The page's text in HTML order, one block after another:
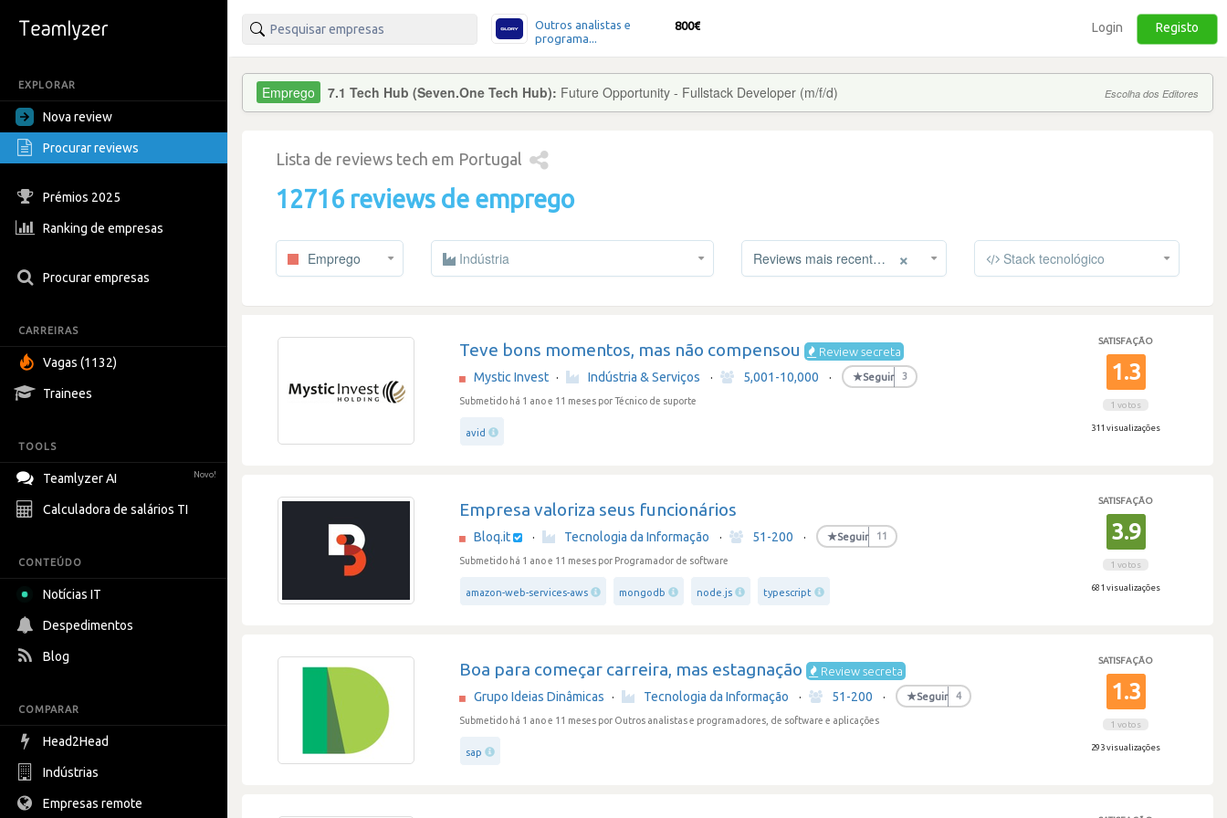
EXPLORAR
Nova review
Procurar reviews
Prémios 2025
Ranking de empresas
Procurar empresas
CARREIRAS
Vagas (1132)
Trainees
TOOLS
Teamlyzer AI Novo!
Calculadora de salários TI
CONTEÚDO
Notícias IT
Despedimentos
Blog
COMPARAR
Head2Head
Indústrias
Empresas remote
Outros analistas e
programa...
800€ Login Registo
7.1 Tech Hub (Seven.One Tech Hub): Future Opportunity - Fullstack Developer (m/f/d) Escolha dos Editores
Lista de reviews tech em Portugal
12716 reviews de emprego
Emprego Indústria ×
Reviews mais recentes Stack tecnológico
Teve bons momentos, mas não compensou Review secreta
Mystic Invest · Indústria & Serviços · 5,001-10,000 · ★Seguir 3
Submetido há 1 ano e 11 meses por Técnico de suporte
avid
SATISFAÇÃO
1.3
1 votos
311 visualizações
Empresa valoriza seus funcionários
Bloq.it · Tecnologia da Informação · 51-200 · ★Seguir 11
Submetido há 1 ano e 11 meses por Programador de software
amazon-web-services-aws mongodb node.js typescript
SATISFAÇÃO
3.9
1 votos
681 visualizações
Boa para começar carreira, mas estagnação Review secreta
Grupo Ideias Dinâmicas · Tecnologia da Informação · 51-200 · ★Seguir 4
Submetido há 1 ano e 11 meses por Outros analistas e programadores, de software e aplicações
sap
SATISFAÇÃO
1.3
1 votos
293 visualizações